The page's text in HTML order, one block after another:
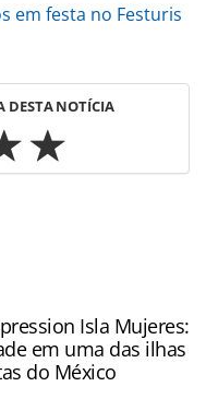
em festa no Festuris
DESTA NOTÍCIA
os-beneficios-de-
as ferramentas
produzido pela
legislação brasileira
o conteúdo sem
Isla Mujeres:
em uma das ilhas
do México